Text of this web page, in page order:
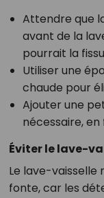
Attendre que
avant de la
pourrait la
Utiliser une
chaude pour
Ajouter une
nécessaire,
Éviter le lave-
Le lave-vaisselle
fonte, car les